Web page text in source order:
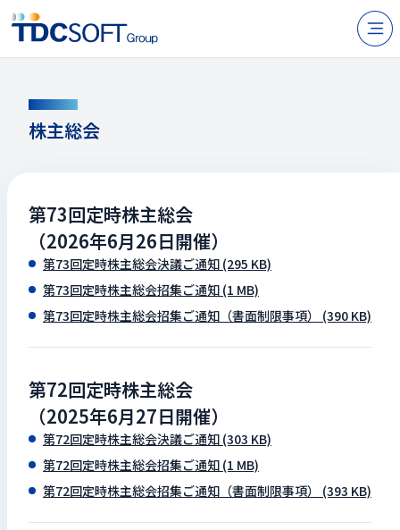
企業情報
ニュース
サステナビリティ
JP
検索キーワードを入力
閉じる
MEETING
株主総会
第73回定時株主総会
（2026年6月26日開催）
第73回定時株主総会決議ご通知 (295 KB)
第73回定時株主総会招集ご通知 (1 MB)
第73回定時株主総会招集ご通知（書面制限事項）
(390 KB)
第72回定時株主総会
（2025年6月27日開催）
第72回定時株主総会決議ご通知 (303 KB)
第72回定時株主総会招集ご通知 (1 MB)
第72回定時株主総会招集ご通知（書面制限事項）
(393 KB)